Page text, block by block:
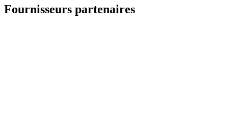
Fournisseurs partenaires